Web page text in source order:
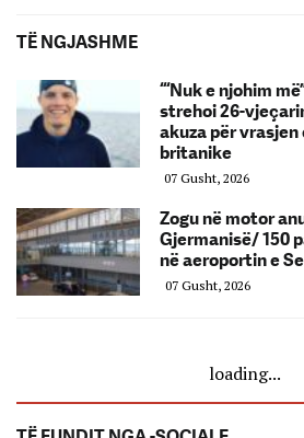
TË NGJASHME
“‘Nuk e njohim
strehoi 26-
akuza për vrasjen
britanike
07 Gusht, 2026
Zogu në motor
Gjermanisë/ 150
në aeroportin e
07 Gusht, 2026
loading...